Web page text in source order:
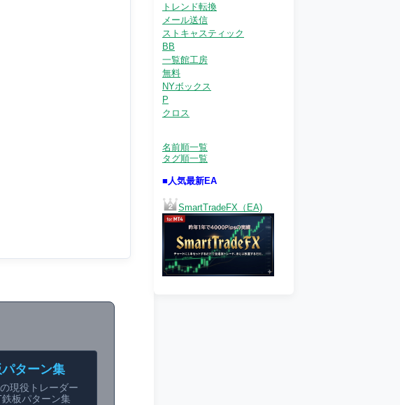
ターン集
現役トレーダー
板パターン集
トレンド転換
メール送信
ストキャスティック
BB
一覧館工房
無料
NYボックス
P
クロス
名前順一覧
タグ順一覧
■人気最新EA
SmartTradeFX（EA)